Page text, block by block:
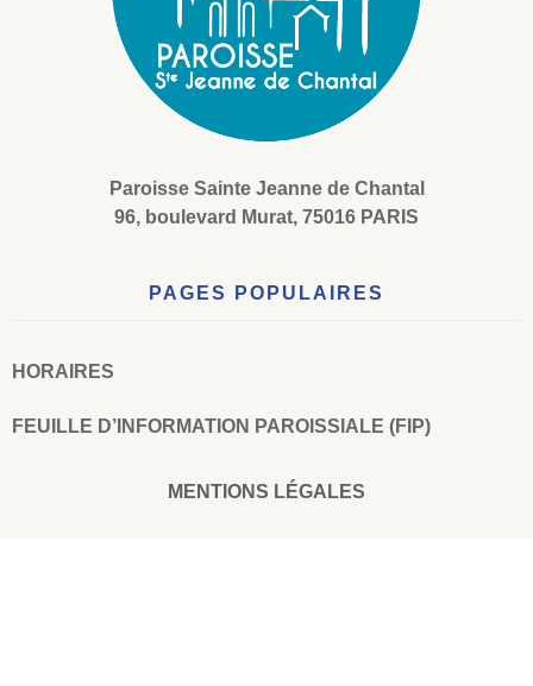
Paroisse Sainte Jeanne de Chantal
96, boulevard Murat, 75016 PARIS
PAGES POPULAIRES
HORAIRES
FEUILLE D’INFORMATION PAROISSIALE (FIP)
MENTIONS LÉGALES